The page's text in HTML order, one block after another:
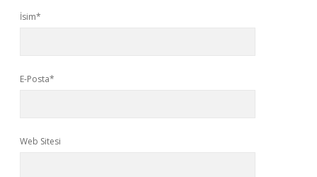
İsim*
E-Posta*
Web Sitesi